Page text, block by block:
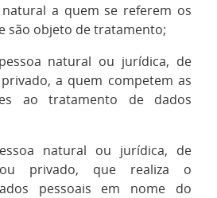
a quem se referem os
são objeto de tratamento;
natural ou jurídica, de
a quem competem as
ao tratamento de dados
natural ou jurídica, de
privado, que realiza o
pessoais em nome do